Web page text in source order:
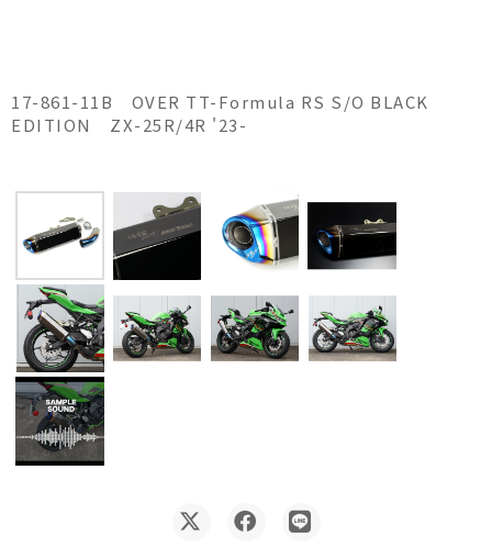
17-861-11B OVER TT-Formula RS S/O BLACK
EDITION ZX-25R/4R '23-